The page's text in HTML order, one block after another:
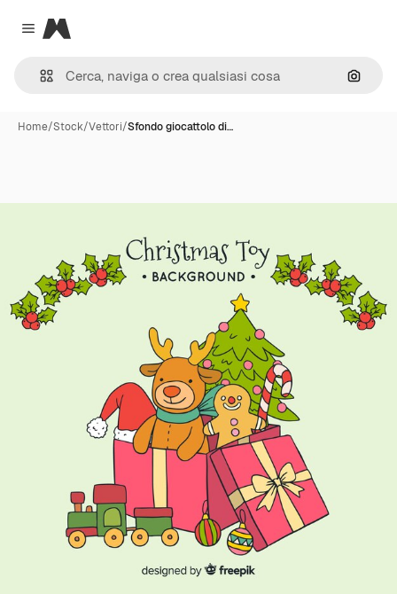
Close menu
Magnific
Cerca
Home/Stock/Vettori/Sfondo giocattolo di…